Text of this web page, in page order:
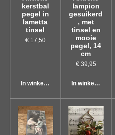
kerstbal
pegel in
lametta
tinsel
€ 17,50
In winkelwagen
lampion
gesuikerd
, met
tinsel en
mooie
pegel, 14
cm
€ 39,95
In winkelwagen